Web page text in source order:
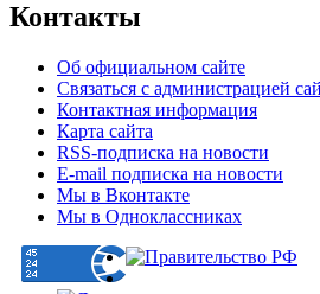
Контакты
Об официальном сайте
Связаться с администрацией
Контактная информация
Карта сайта
RSS-подписка на новости
E-mail подписка на новости
Мы в Вконтакте
Мы в Одноклассниках